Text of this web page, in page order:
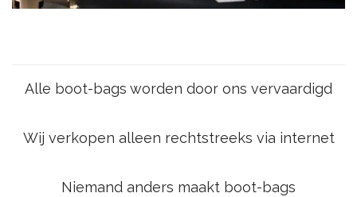
Alle boot-bags worden door ons vervaardigd
Wij verkopen alleen rechtstreeks via internet
Niemand anders maakt boot-bags